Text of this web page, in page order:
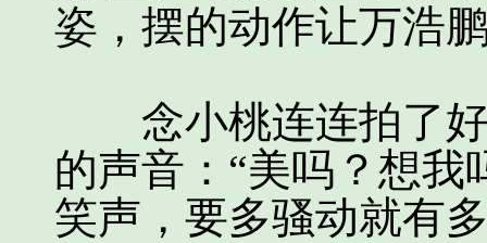
姿，摆的动作让万浩
念小桃连连拍了好
的声音：“美吗？想我
笑声，要多骚动就有